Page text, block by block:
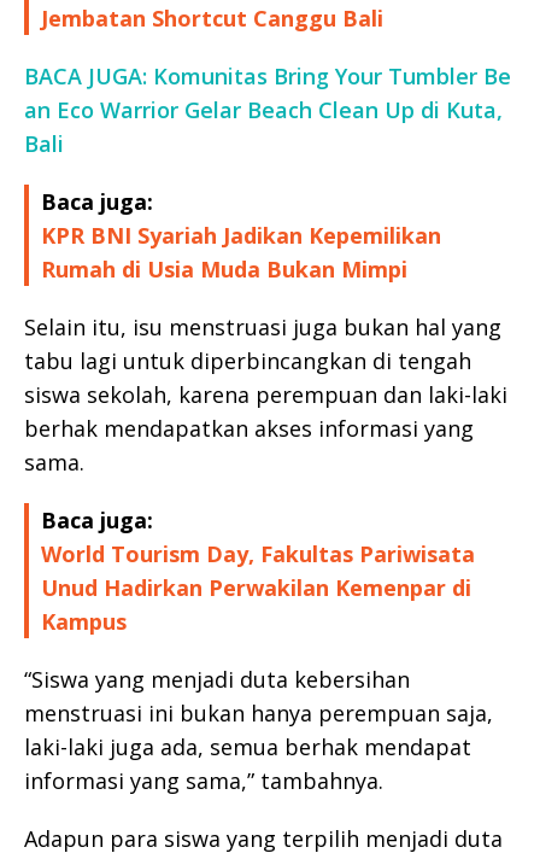
Jembatan Shortcut Canggu Bali
BACA JUGA: Komunitas Bring Your Tumbler Be
an Eco Warrior Gelar Beach Clean Up di Kuta,
Bali
Baca juga:
KPR BNI Syariah Jadikan Kepemilikan
Rumah di Usia Muda Bukan Mimpi
Selain itu, isu menstruasi juga bukan hal yang
tabu lagi untuk diperbincangkan di tengah
siswa sekolah, karena perempuan dan laki-laki
berhak mendapatkan akses informasi yang
sama.
Baca juga:
World Tourism Day, Fakultas Pariwisata
Unud Hadirkan Perwakilan Kemenpar di
Kampus
“Siswa yang menjadi duta kebersihan
menstruasi ini bukan hanya perempuan saja,
laki-laki juga ada, semua berhak mendapat
informasi yang sama,” tambahnya.
Adapun para siswa yang terpilih menjadi duta